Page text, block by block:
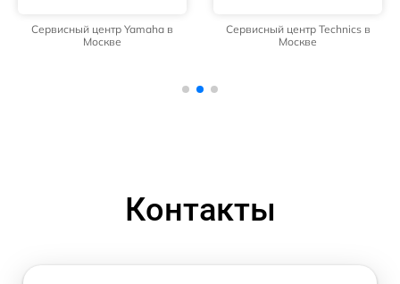
Сервисный центр Yamaha в
Москве
Сервисный центр Technics в
Москве
Контакты